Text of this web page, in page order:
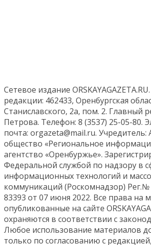
Сетевое издание
редакции: 462433, Оренбургская
Станиславского, 2а, пом. 2. Главный
Петрова. Телефон: 8 (3537) 25-05-80.
почта: orgazeta@mail.ru.
общество «Региональное
агентство «Оренбуржье».
Федеральной службой по надзору в
информационных технологий и
коммуникаций (Роскомнадзор)
83393 от 07 июня 2022. Все права на
опубликованные на сайте
охраняются в соответствии с
Любое использование материалов
только по согласованию с